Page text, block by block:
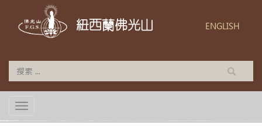
紐西蘭佛光山 ENGLISH
TOGGLE NAVIGATION